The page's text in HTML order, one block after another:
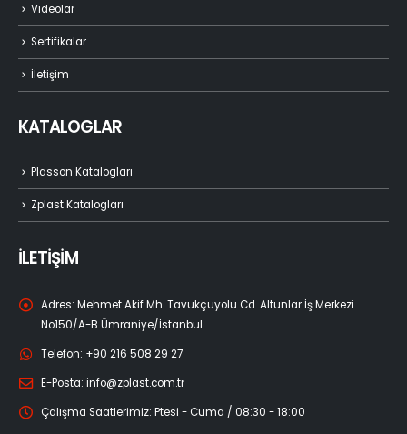
Videolar
Sertifikalar
İletişim
KATALOGLAR
Plasson Katalogları
Zplast Katalogları
İLETİŞİM
Adres: Mehmet Akif Mh. Tavukçuyolu Cd. Altunlar İş Merkezi
No150/A-B Ümraniye/İstanbul
Telefon: +90 216 508 29 27
E-Posta: info@zplast.com.tr
Çalışma Saatlerimiz: Ptesi - Cuma / 08:30 - 18:00